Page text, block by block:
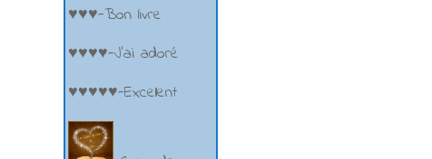
♥♥♥-Bon livre
♥♥♥♥-J'ai adoré
♥♥♥♥♥-Excellent